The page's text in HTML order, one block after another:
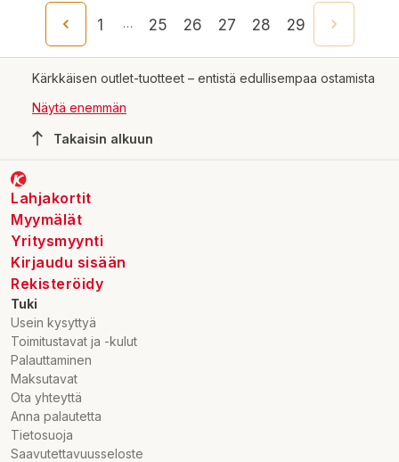
1 … 25 26 27 28 29
Kärkkäisen outlet-tuotteet – entistä edullisempaa ostamista
Näytä enemmän
Takaisin alkuun
Lahjakortit
Myymälät
Yritysmyynti
Kirjaudu sisään
Rekisteröidy
Tuki
Usein kysyttyä
Toimitustavat ja -kulut
Palauttaminen
Maksutavat
Ota yhteyttä
Anna palautetta
Tietosuoja
Saavutettavuusseloste